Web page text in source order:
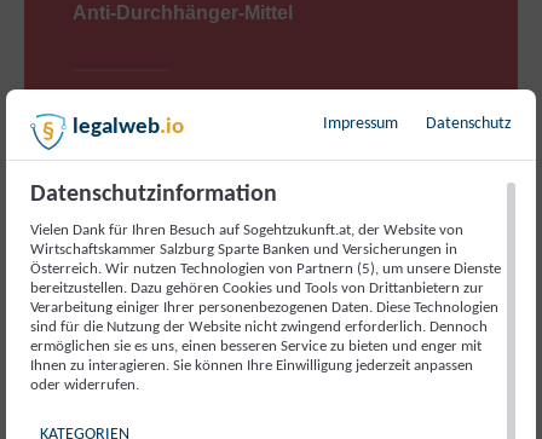
Anti-Durchhänger-Mittel
Motivationsboosts für deinen Arbeitsalltag Die
stapelt sich die Arbeit vor dir, das Chaos im…
21. FEBRUAR 2022
legalweb.io Impressum Datenschutz
Datenschutzinformation
Vielen Dank für Ihren Besuch auf Sogehtzukunft.at, der Website von
Wirtschaftskammer Salzburg Sparte Banken und Versicherungen in
Österreich. Wir nutzen Technologien von Partnern (5), um unsere Dienste
bereitzustellen. Dazu gehören Cookies und Tools von Drittanbietern zur
Verarbeitung einiger Ihrer personenbezogenen Daten. Diese Technologien
sind für die Nutzung der Website nicht zwingend erforderlich. Dennoch
ermöglichen sie es uns, einen besseren Service zu bieten und enger mit
Ihnen zu interagieren. Sie können Ihre Einwilligung jederzeit anpassen
oder widerrufen.
KATEGORIEN